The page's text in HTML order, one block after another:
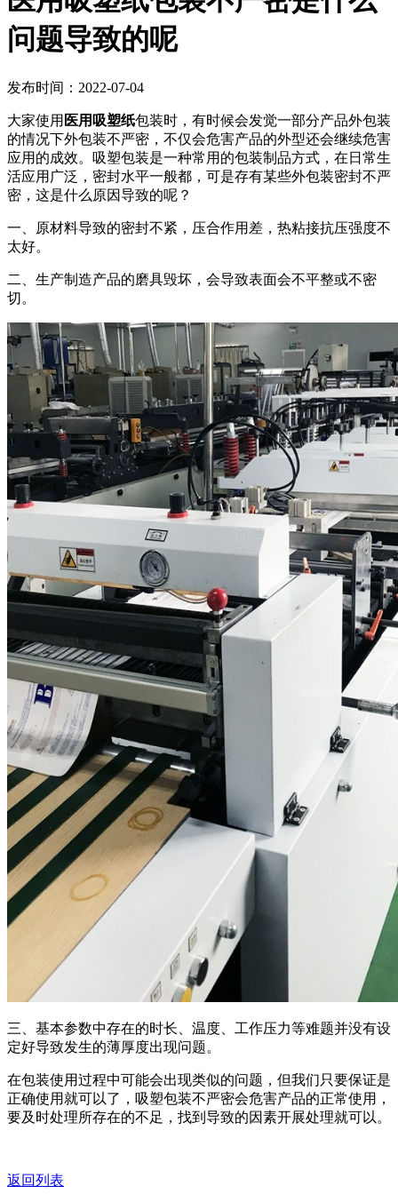
问题导致的呢
发布时间：2022-07-04
大家使用 医用吸塑纸包装时，有时候会发觉一部分产品外包装
的情况下外包装不严密，不仅会危害产品的外型还会继续危害
应用的成效。吸塑包装是一种常用的包装制品方式，在日常生
活应用广泛，密封水平一般都，可是存有某些外包装密封不严
密，这是什么原因导致的呢？
一、原材料导致的密封不紧，压合作用差，热粘接抗压强度不
太好。
二、生产制造产品的磨具毁坏，会导致表面会不平整或不密
切。
三、基本参数中存在的时长、温度、工作压力等难题并没有设
定好导致发生的薄厚度出现问题。
在包装使用过程中可能会出现类似的问题，但我们只要保证是
正确使用就可以了，吸塑包装不严密会危害产品的正常使用，
要及时处理所存在的不足，找到导致的因素开展处理就可以。
返回列表